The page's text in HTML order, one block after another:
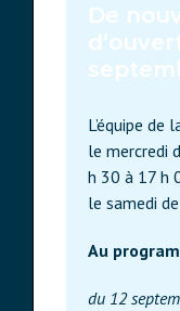
De
L’équipe
le mercredi
h 30 à 17 h
le samedi
Au
du 12